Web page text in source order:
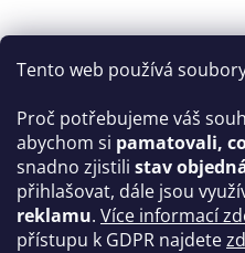
Tento web používá
Proč potřebujeme váš
abychom si pamatovali,
snadno zjistili stav
přihlašovat, dále jsou
reklamu. Více informací
přístupu k GDPR najdete
Sledovat na
Facebook